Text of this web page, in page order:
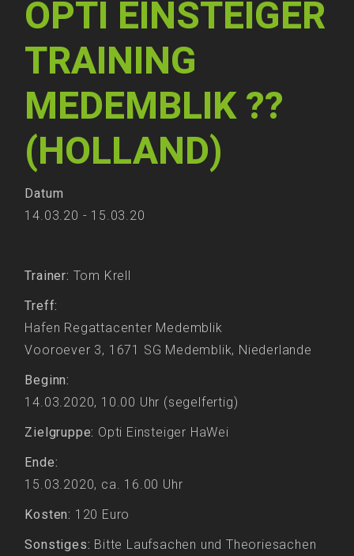
OPTI EINSTEIGER
TRAINING
MEDEMBLIK ??
(HOLLAND)
Datum
14.03.20 - 15.03.20
Trainer: Tom Krell
Treff:
Hafen Regattacenter Medemblik
Vooroever 3, 1671 SG Medemblik, Niederlande
Beginn:
14.03.2020, 10.00 Uhr (segelfertig)
Zielgruppe: Opti Einsteiger HaWei
Ende:
15.03.2020, ca. 16.00 Uhr
Kosten: 120 Euro
Sonstiges: Bitte Laufsachen und Theoriesachen